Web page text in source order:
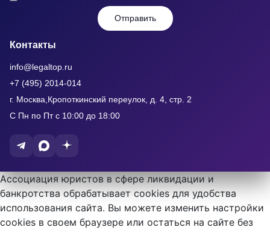
Отправить
Контакты
info@legaltop.ru
+7 (495) 2014-014
г. Москва,Кропоткинский переулок, д. 4, стр. 2
С Пн по Пт с 10:00 до 18:00
Ассоциация юристов в сфере ликвидации и
банкротства обрабатывает cookies для удобства
использования сайта. Вы можете изменить настройки
cookies в своем браузере или остаться на сайте без